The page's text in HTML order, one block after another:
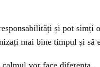
și pot simți
mai bine timpul și să
vor face diferența.